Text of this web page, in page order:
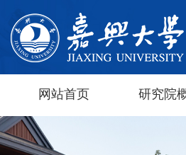
网站首页 研究院